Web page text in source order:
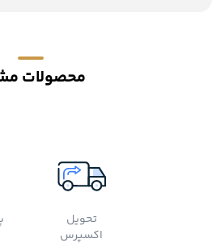
محصولات
تحویل
اکسپرس